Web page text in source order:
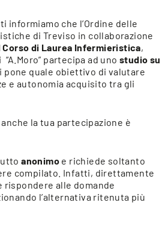
informiamo che l’Ordine delle
di Treviso in collaborazione
di Laurea Infermieristica,
partecipa ad uno studio su
pone quale obiettivo di valutare
e autonomia acquisito tra gli
la tua partecipazione è
anonimo e richiede soltanto
compilato. Infatti, direttamente
rispondere alle domande
l’alternativa ritenuta più